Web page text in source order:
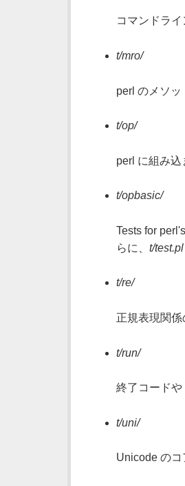
コマンドライ
t/mro/
perl のメソ
t/op/
perl に組み込
t/opbasic/
Tests for
らに、 t/test.pl
t/re/
正規表現関
t/run/
終了コードや
t/uni/
Unicode のコ